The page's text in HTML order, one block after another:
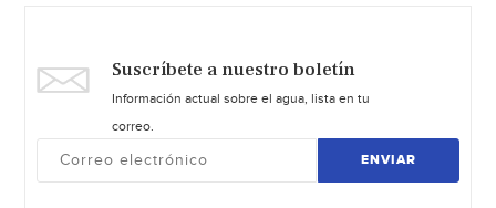
Suscríbete a nuestro boletín
Información actual sobre el agua, lista en tu
correo.
ENVIAR